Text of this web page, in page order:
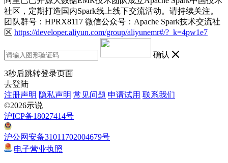
社区，定期打造国内Spark线上线下交流活动。请持续关注。
团队群号：HPRX8117 微信公众号：Apache Spark技术交流社
区 https://developer.aliyun.com/group/aliyunemr#/?_k=4pw1e7
确认
3秒后跳转登录页面
去登陆
注册声明 隐私声明 常见问题 申请试用 联系我们
©2026示说
沪ICP备18027414号
沪公网安备31011702004679号
电子营业执照